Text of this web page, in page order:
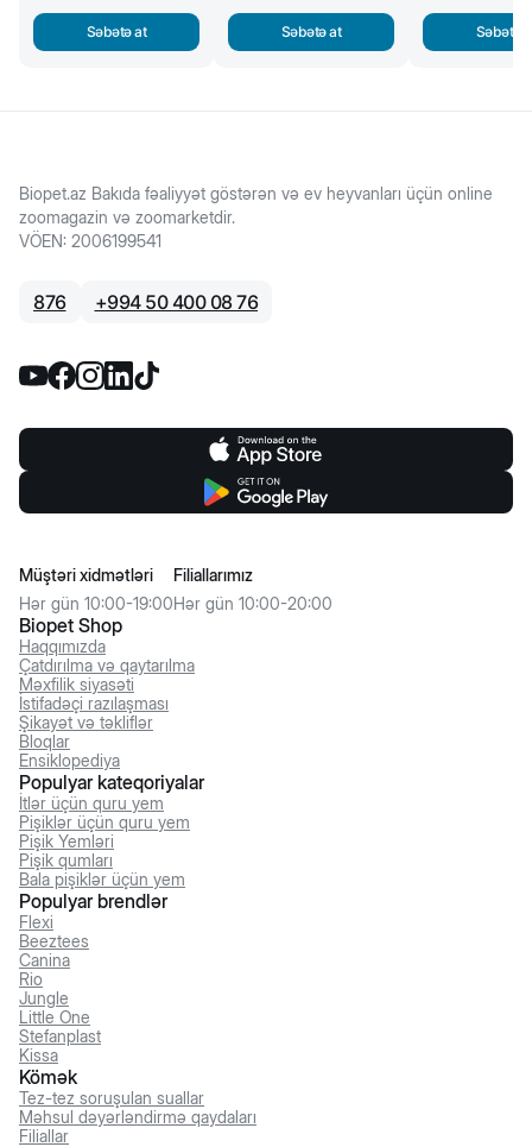
Səbətə at Səbətə at Səbətə
Biopet.az Bakıda fəaliyyət göstərən və ev heyvanları üçün online
zoomagazin və zoomarketdir.
VÖEN: 2006199541
876 +994 50 400 08 76
Biopet Shop
Haqqımızda
Çatdırılma və qaytarılma
Məxfilik siyasəti
İstifadəçi razılaşması
Şikayət və təkliflər
Bloqlar
Ensiklopediya
Müştəri xidmətləri
Hər gün 10:00-19:00
Filiallarımız
Hər gün 10:00-20:00
Populyar kateqoriyalar
İtlər üçün quru yem
Pişiklər üçün quru yem
Pişik Yemləri
Pişik qumları
Bala pişiklər üçün yem
Populyar brendlər
Flexi
Beeztees
Canina
Rio
Jungle
Little One
Stefanplast
Kissa
Kömək
Tez-tez soruşulan suallar
Məhsul dəyərləndirmə qaydaları
Filiallar